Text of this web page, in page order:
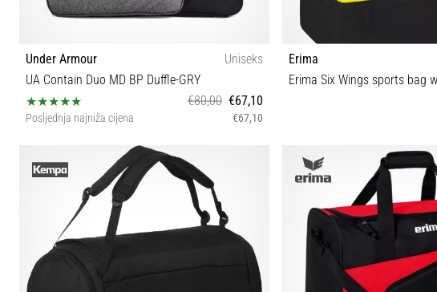
Under Armour
Uniseks
UA Contain Duo MD BP Duffle-GRY
€80,00 €67,10
Posljednja najniža cijena €67,10
Erima